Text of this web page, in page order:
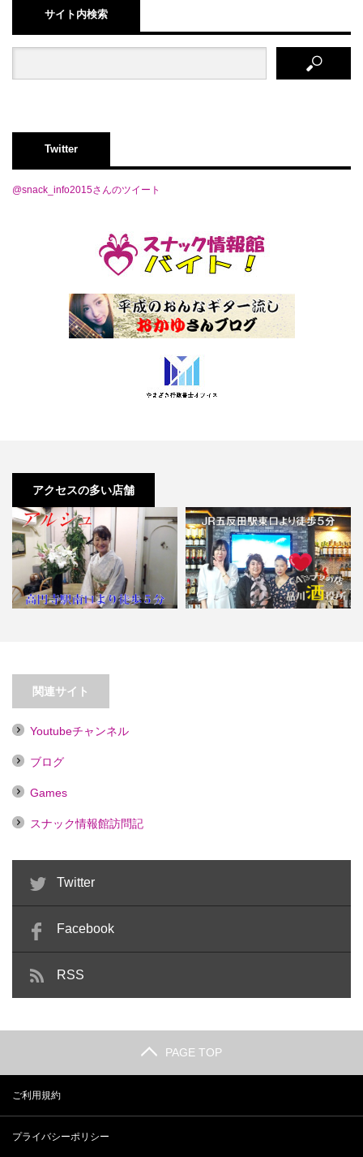
サイト内検索
Twitter
@snack_info2015さんのツイート
アクセスの多い店舗
【高円寺】アルシュ
関連サイト
Youtubeチャンネル
ブログ
Games
スナック情報館訪問記
Twitter
Facebook
RSS
PAGE TOP
ご利用規約
プライバシーポリシー